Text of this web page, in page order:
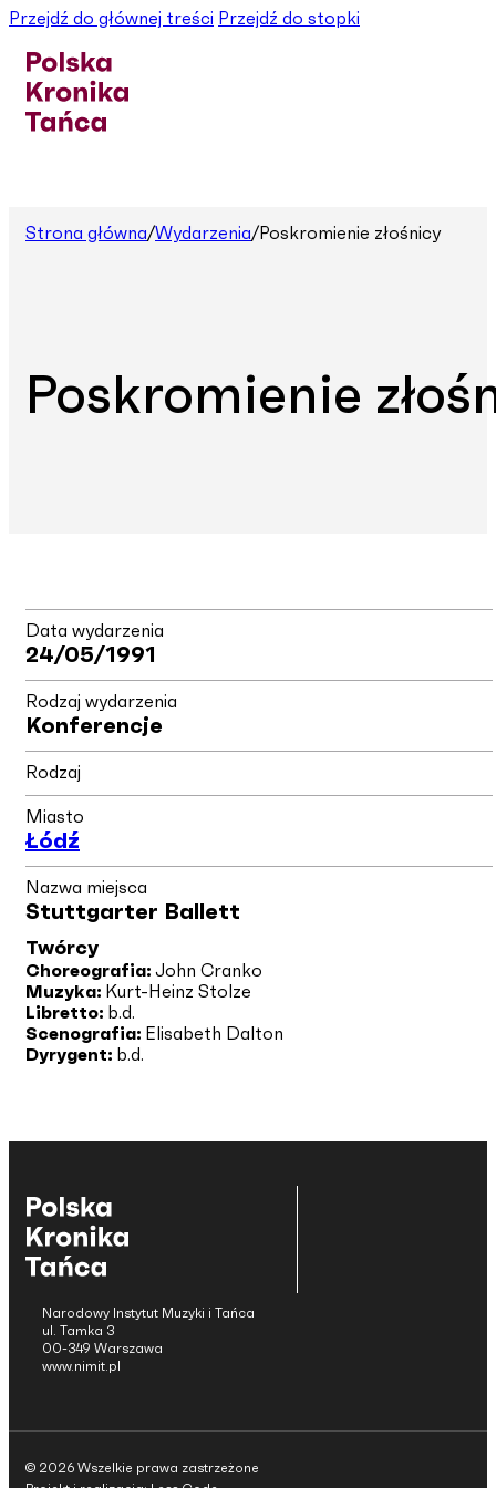
Przejdź do głównej treści Przejdź do stopki
Strona główna/Wydarzenia/Poskromienie złośnicy
Poskromienie
Data wydarzenia
24/05/1991
Rodzaj wydarzenia
Konferencje
Rodzaj
Miasto
Łódź
Nazwa miejsca
Stuttgarter Ballett
Twórcy
Choreografia: John Cranko
Muzyka: Kurt-Heinz Stolze
Libretto: b.d.
Scenografia: Elisabeth Dalton
Dyrygent: b.d.
Narodowy Instytut Muzyki i Tańca
ul. Tamka 3
00-349 Warszawa
www.nimit.pl
© 2026 Wszelkie prawa zastrzeżone